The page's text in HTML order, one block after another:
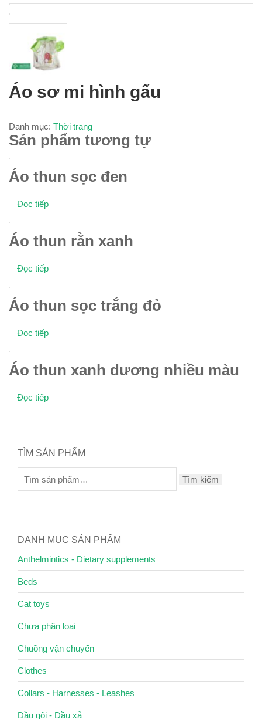
Áo sơ mi hình gấu
Danh mục: Thời trang
Sản phẩm tương tự
Áo thun sọc đen
Đọc tiếp
Áo thun rằn xanh
Đọc tiếp
Áo thun sọc trắng đỏ
Đọc tiếp
Áo thun xanh dương nhiều màu
Đọc tiếp
TÌM SẢN PHẨM
Tìm kiếm
DANH MỤC SẢN PHẨM
Anthelmintics - Dietary supplements
Beds
Cat toys
Chưa phân loại
Chuồng vận chuyển
Clothes
Collars - Harnesses - Leashes
Dầu gội - Dầu xả